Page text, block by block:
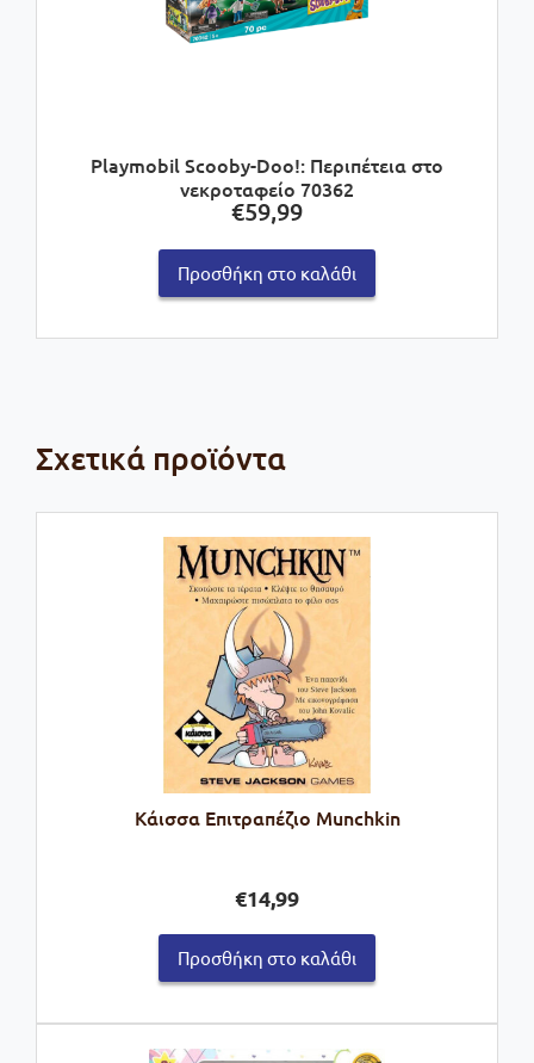
Playmobil Scooby-Doo!: Περιπέτεια στο
νεκροταφείο 70362
€59,99
Προσθήκη στο καλάθι
Σχετικά προϊόντα
Κάισσα Επιτραπέζιο Munchkin
€14,99
Προσθήκη στο καλάθι